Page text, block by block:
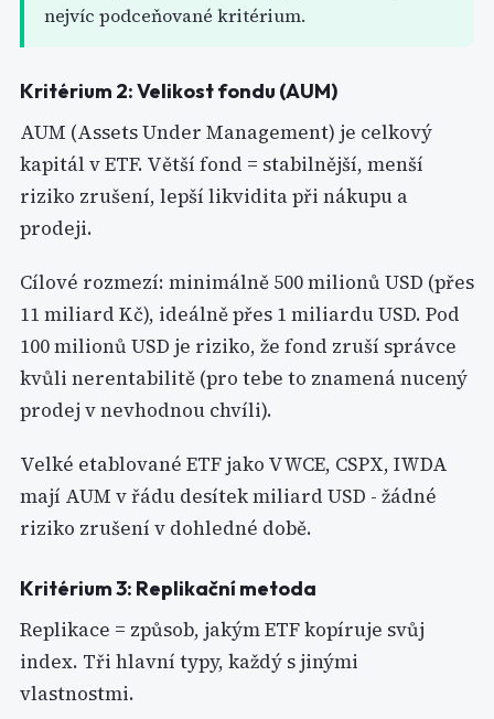
nejvíc podceňované kritérium.
Kritérium 2: Velikost fondu (AUM)
AUM (Assets Under Management) je celkový
kapitál v ETF. Větší fond = stabilnější, menší
riziko zrušení, lepší likvidita při nákupu a
prodeji.
Cílové rozmezí: minimálně 500 milionů USD (přes
11 miliard Kč), ideálně přes 1 miliardu USD. Pod
100 milionů USD je riziko, že fond zruší správce
kvůli nerentabilitě (pro tebe to znamená nucený
prodej v nevhodnou chvíli).
Velké etablované ETF jako VWCE, CSPX, IWDA
mají AUM v řádu desítek miliard USD - žádné
riziko zrušení v dohledné době.
Kritérium 3: Replikační metoda
Replikace = způsob, jakým ETF kopíruje svůj
index. Tři hlavní typy, každý s jinými
vlastnostmi.